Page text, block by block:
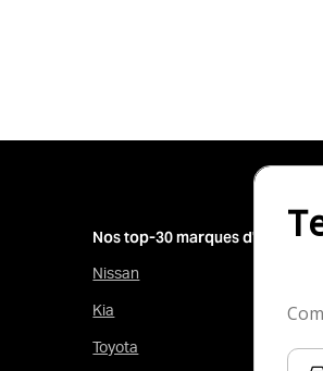
Nos top-30 marques d'occasion
Nissan
Kia
Toyota